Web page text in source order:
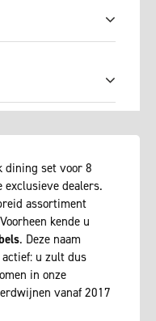
dining set voor 8
dealers.
assortiment
kende u
. Deze naam
u zult dus
in onze
vanaf 2017